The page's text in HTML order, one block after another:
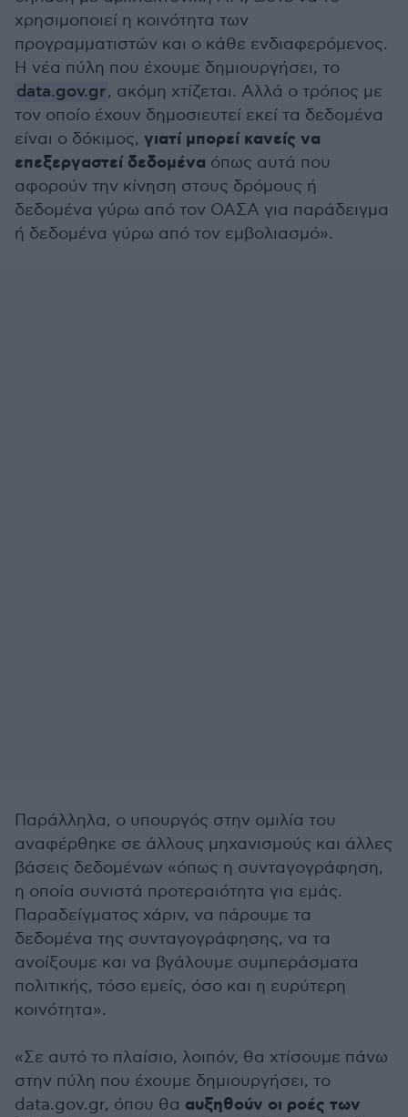
χρησιμοποιεί η κοινότητα των
προγραμματιστών και ο κάθε ενδιαφερόμενος.
Η νέα πύλη που έχουμε δημιουργήσει, το
data.gov.gr, ακόμη χτίζεται. Αλλά ο τρόπος με
τον οποίο έχουν δημοσιευτεί εκεί τα δεδομένα
είναι ο δόκιμος, γιατί μπορεί κανείς να
επεξεργαστεί δεδομένα όπως αυτά που
αφορούν την κίνηση στους δρόμους ή
δεδομένα γύρω από τον ΟΑΣΑ για παράδειγμα
ή δεδομένα γύρω από τον εμβολιασμό».
Παράλληλα, ο υπουργός στην ομιλία του
αναφέρθηκε σε άλλους μηχανισμούς και άλλες
βάσεις δεδομένων «όπως η συνταγογράφηση,
η οποία συνιστά προτεραιότητα για εμάς.
Παραδείγματος χάριν, να πάρουμε τα
δεδομένα της συνταγογράφησης, να τα
ανοίξουμε και να βγάλουμε συμπεράσματα
πολιτικής, τόσο εμείς, όσο και η ευρύτερη
κοινότητα».
«Σε αυτό το πλαίσιο, λοιπόν, θα χτίσουμε πάνω
στην πύλη που έχουμε δημιουργήσει, το
data.gov.gr, όπου θα αυξηθούν οι ροές των